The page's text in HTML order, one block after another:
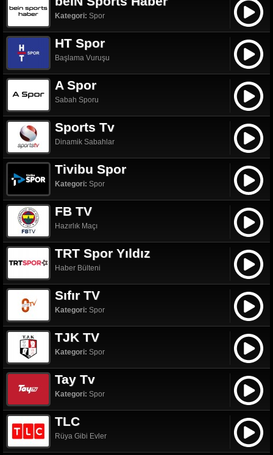
Kategori: Spor
HT Spor
Başlama Vuruşu
A Spor
Sabah Sporu
Sports Tv
Dinamik Sabahlar
Tivibu Spor
Kategori: Spor
FB TV
Hazırlık Maçı
TRT Spor Yıldız
Haber Bülteni
Sıfır TV
Kategori: Spor
TJK TV
Kategori: Spor
Tay Tv
Kategori: Spor
TLC
Rüya Gibi Evler